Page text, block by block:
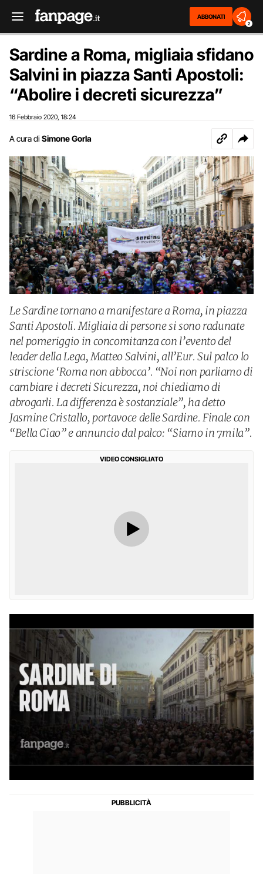
ABBONATI
2
Sardine a Roma, migliaia sfidano
Salvini in piazza Santi Apostoli:
“Abolire i decreti sicurezza”
16 Febbraio 2020 18:24
A cura di Simone Gorla
Le Sardine tornano a manifestare a Roma, in piazza
Santi Apostoli. Migliaia di persone si sono radunate
nel pomeriggio in concomitanza con l’evento del
leader della Lega, Matteo Salvini, all’Eur. Sul palco lo
striscione ‘Roma non abbocca’. “Noi non parliamo di
cambiare i decreti Sicurezza, noi chiediamo di
abrogarli. La differenza è sostanziale”, ha detto
Jasmine Cristallo, portavoce delle Sardine. Finale con
“Bella Ciao” e annuncio dal palco: “Siamo in 7mila”.
VIDEO CONSIGLIATO